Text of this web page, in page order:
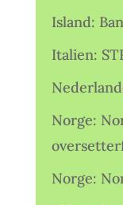
Island:
Italien:
Norge:
Norge: